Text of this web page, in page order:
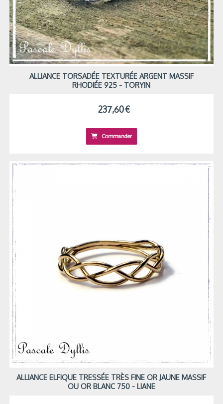
ALLIANCE TORSADÉE TEXTURÉE ARGENT MASSIF
RHODIÉE 925 - TORYIN
237,60€
Commander
ALLIANCE ELFIQUE TRESSÉE TRÈS FINE OR JAUNE MASSIF
OU OR BLANC 750 - LIANE